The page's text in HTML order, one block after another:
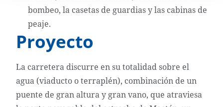
bombeo, la casetas de guardias y las cabinas de
peaje.
Proyecto
La carretera discurre en su totalidad sobre el
agua (viaducto o terraplén), combinación de un
puente de gran altura y gran vano, que atraviesa